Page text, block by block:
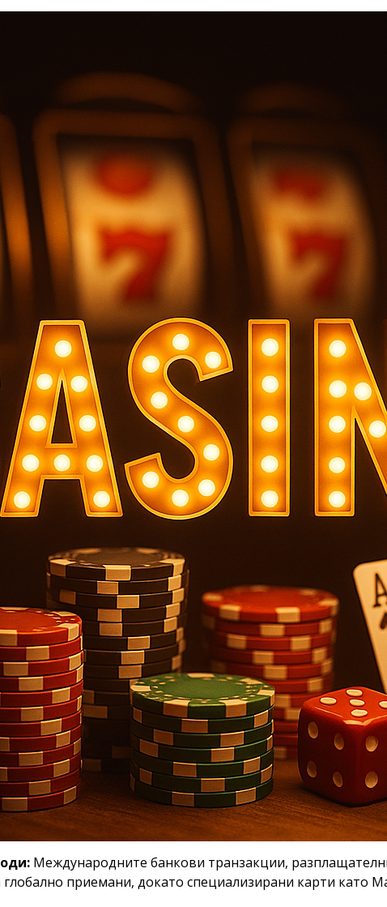
Международните банкови транзакции,
приемани, докато специализирани карти като